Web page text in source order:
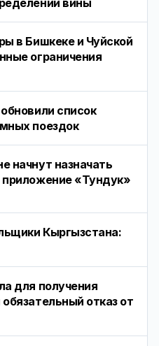
вины
в Бишкеке и Чуйской
ограничения
список
поездок
начнут назначать
приложение «Тундук»
Кыргызстана:
для получения
отказ от